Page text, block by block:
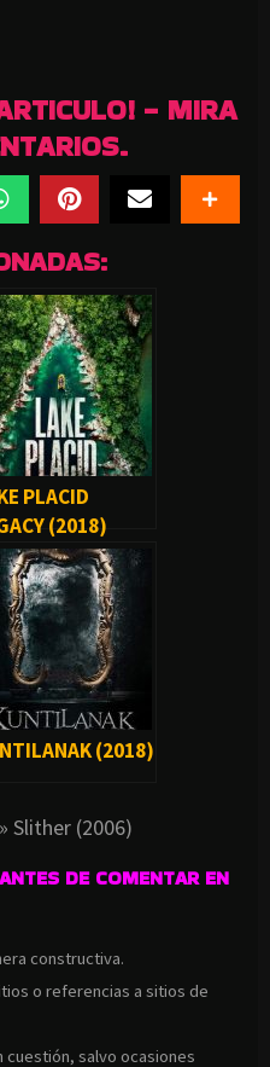
- MIRA
PLACID
(2018)
(2018)
» Slither (2006)
DE COMENTAR EN
constructiva.
o referencias a sitios de
cuestión, salvo ocasiones